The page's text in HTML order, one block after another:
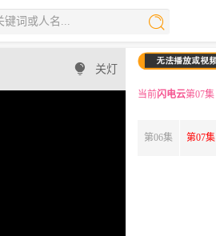
关灯
当前闪电云第07集
第06集 第07集